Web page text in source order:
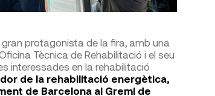
gran protagonista de la fira, amb una
Tècnica de Rehabilitació i el seu
interessades en la rehabilitació
de la rehabilitació energètica,
de Barcelona al Gremi de